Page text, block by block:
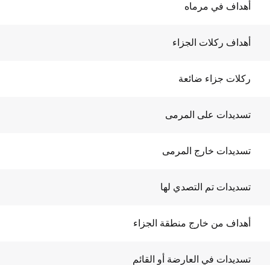
أهداف في مرماه
أهداف ركلات الجزاء
ركلات جزاء ضائعة
تسديدات على المرمى
تسديدات خارج المرمى
تسديدات تم التصدي لها
أهداف من خارج منطقة الجزاء
تسديدات في العارضة أو القائم